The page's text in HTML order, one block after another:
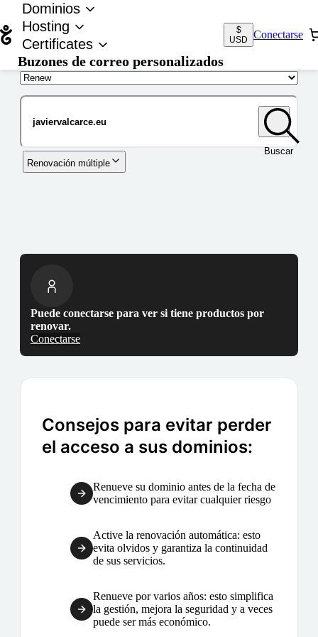
Dominios
Hosting
Certificates
Buzones de correo personalizados
$
USD
Conectarse
Buscar
Renovación múltiple
Puede conectarse para ver si tiene productos por
renovar.
Conectarse
Consejos para evitar perder
el acceso a sus dominios:
Renueve su dominio antes de la fecha de
vencimiento para evitar cualquier riesgo
Active la renovación automática: esto
evita olvidos y garantiza la continuidad
de sus servicios.
Renueve por varios años: esto simplifica
la gestión, mejora la seguridad y a veces
puede ser más económico.